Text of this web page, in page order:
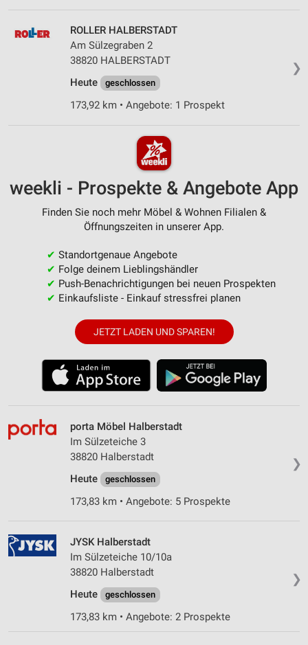
❯
ROLLER HALBERSTADT
Am Sülzegraben 2
38820 HALBERSTADT
Heute
geschlossen
173,92 km • Angebote: 1 Prospekt
weekli - Prospekte & Angebote App
Finden Sie noch mehr Möbel & Wohnen Filialen &
Öffnungszeiten in unserer App.
✔ Standortgenaue Angebote
✔ Folge deinem Lieblingshändler
✔ Push-Benachrichtigungen bei neuen Prospekten
✔ Einkaufsliste - Einkauf stressfrei planen
JETZT LADEN UND SPAREN!
❯
porta Möbel Halberstadt
Im Sülzeteiche 3
38820 Halberstadt
Heute
geschlossen
173,83 km • Angebote: 5 Prospekte
❯
JYSK Halberstadt
Im Sülzeteiche 10/10a
38820 Halberstadt
Heute
geschlossen
173,83 km • Angebote: 2 Prospekte